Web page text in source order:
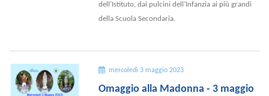
dell’Istituto, dai pulcini dell’Infanzia ai più grandi
della Scuola Secondaria.
mercoledì 3 maggio 2023
Omaggio alla Madonna - 3 maggio